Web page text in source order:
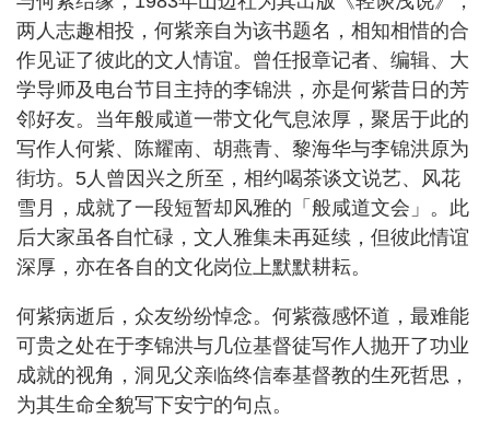
两人志趣相投，何紫亲自为该书题名，相知相惜的合
作见证了彼此的文人情谊。曾任报章记者、编辑、大
学导师及电台节目主持的李锦洪，亦是何紫昔日的芳
邻好友。当年般咸道一带文化气息浓厚，聚居于此的
写作人何紫、陈耀南、胡燕青、黎海华与李锦洪原为
街坊。5人曾因兴之所至，相约喝茶谈文说艺、风花
雪月，成就了一段短暂却风雅的「般咸道文会」。此
后大家虽各自忙碌，文人雅集未再延续，但彼此情谊
深厚，亦在各自的文化岗位上默默耕耘。
何紫病逝后，众友纷纷悼念。何紫薇感怀道，最难能
可贵之处在于李锦洪与几位基督徒写作人抛开了功业
成就的视角，洞见父亲临终信奉基督教的生死哲思，
为其生命全貌写下安宁的句点。